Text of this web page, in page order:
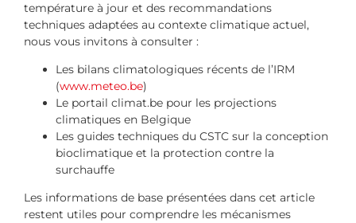
température à jour et des recommandations
techniques adaptées au contexte climatique actuel,
nous vous invitons à consulter :
Les bilans climatologiques récents de l’IRM
(www.meteo.be)
Le portail climat.be pour les projections
climatiques en Belgique
Les guides techniques du CSTC sur la conception
bioclimatique et la protection contre la
surchauffe
Les informations de base présentées dans cet article
restent utiles pour comprendre les mécanismes